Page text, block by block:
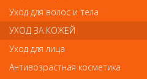
В закладки
Уход для волос и тела
УХОД ЗА КОЖЕЙ
Уход для лица
Антивозрастная косметика